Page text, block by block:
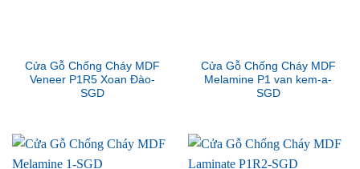
Cửa Gỗ Chống Cháy MDF
Veneer P1R5 Xoan Đào-
SGD
Cửa Gỗ Chống Cháy MDF
Melamine P1 van kem-a-
SGD